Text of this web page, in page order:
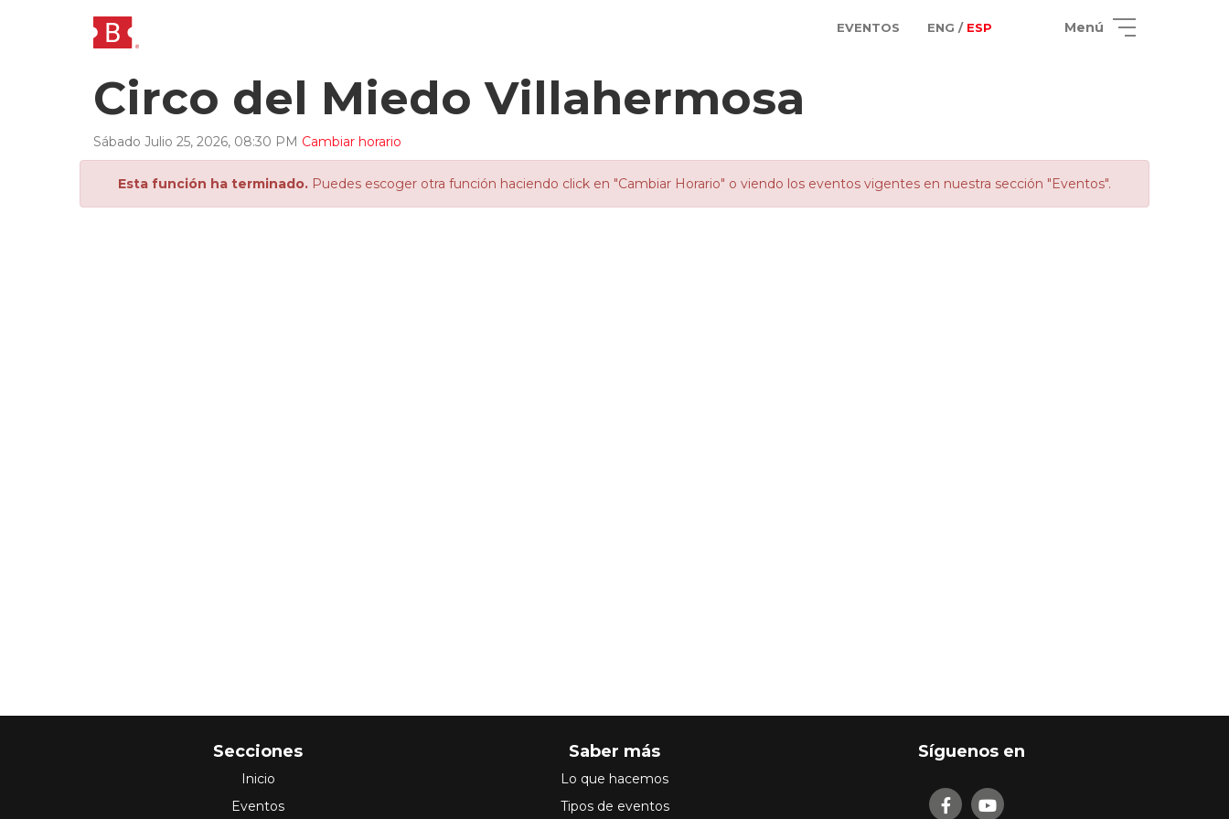
EVENTOS ENG / ESP Menú
Circo del Miedo Villahermosa
Sábado Julio 25, 2026, 08:30 PM Cambiar horario
Esta función ha terminado. Puedes escoger otra función haciendo click en "Cambiar Horario" o viendo los eventos vigentes en nuestra sección "Eventos".
Secciones
Inicio
Eventos
Saber más
Lo que hacemos
Tipos de eventos
Síguenos en